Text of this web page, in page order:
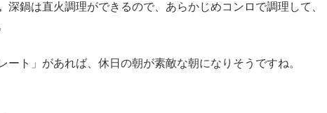
深鍋は直火調理ができるので、あらかじめコンロで調理して、
ート」があれば、休日の朝が素敵な朝になりそうですね。